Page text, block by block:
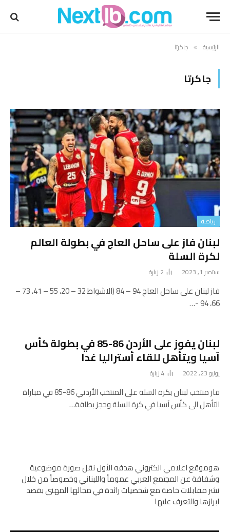
الرئيسية » جاكرتا
جاكرتا
رياضة
لبنان فاز على ساحل العاج في بطولة العالم
لكرة السلة
سبتمبر 1, 2023 2 زيارة
فاز لبنان على ساحل العاج 94 – 84 (الاشواط 32 – 20، 55 – 41، 73 –
66، 94 -…
لبنان يفوز على الأردن 86-85 في بطولة كأس
آسيا ويتأهل للقاء أستراليا غداً
يوليو 23, 2022 4زيارة
فاز منتخب لبنان بكرة السلة على المنتخب الأردني 86-85 في مباراة
التأهل الى كأس آسيا في كرة السلة وحجز بطاقة…
هوموقع اعلامي الكتروني هدفه الأول نقل صورة موضوعية
وشفافة عن المجتمع العربي عموماً واللبناني وخصوصاً من خلال
نشر مقابلات خاصة مع شخصيات رائدة في مجالها المهني بقصد
ابرازها والتعرف عليها